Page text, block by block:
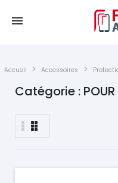
Accueil Accessoires
Catégorie : POUR